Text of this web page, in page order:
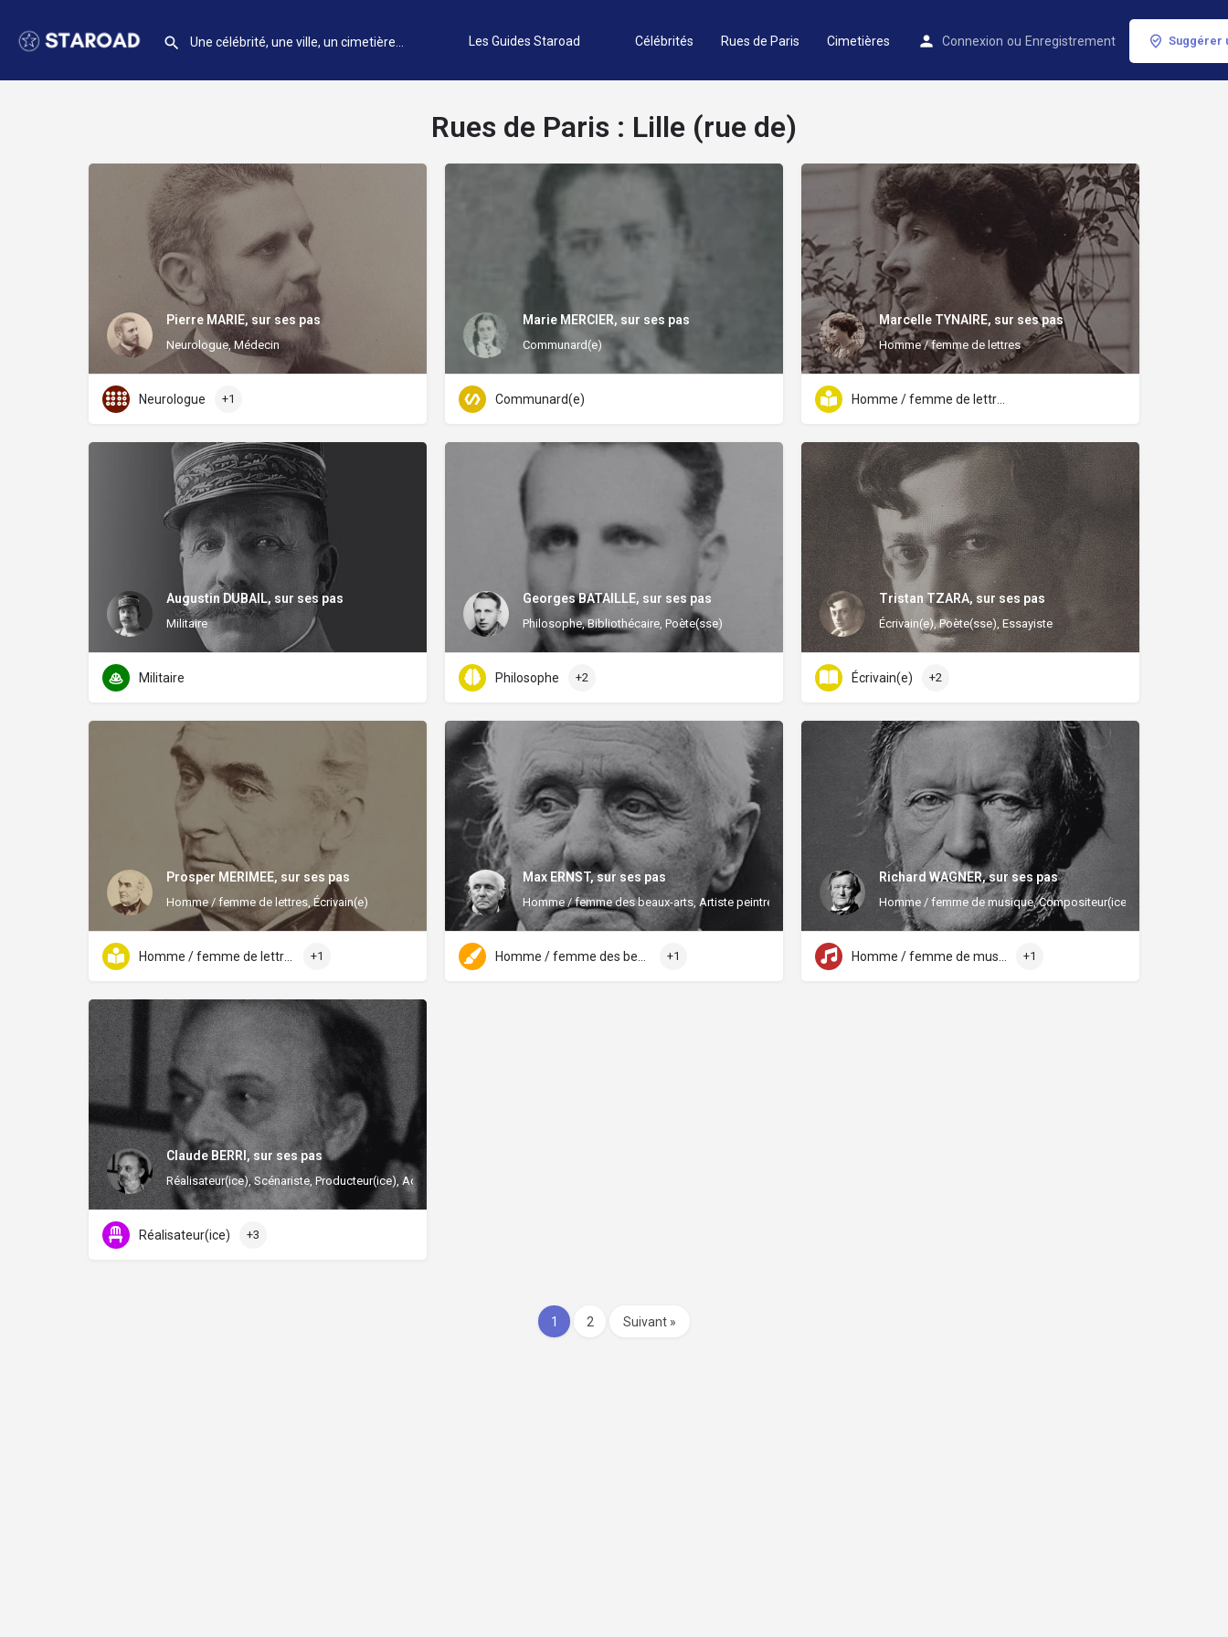
Les Guides Staroad Célébrités Rues de Paris Cimetières Connexion ou Enregistrement Suggérer
Rues de Paris : Lille (rue de)
Pierre MARIE, sur ses pas
Neurologue, Médecin
Neurologue +1
Marie MERCIER, sur ses pas
Communard(e)
Communard(e)
Marcelle TYNAIRE, sur ses pas
Homme / femme de lettres
Augustin DUBAIL, sur ses pas
Militaire
Militaire
Georges BATAILLE, sur ses pas
Philosophe, Bibliothécaire, Poète(sse)
Philosophe +2
Tristan TZARA, sur ses pas
Écrivain(e), Poète(sse), Essayiste
Écrivain(e) +2
Prosper MERIMEE, sur ses pas
Homme / femme de lettres, Écrivain(e)
+1
Max ERNST, sur ses pas
Homme / femme des beaux-arts, Artiste peintre
+1
Richard WAGNER, sur ses pas
Homme / femme de musique, Compositeur(ice)
+1
Claude BERRI, sur ses pas
Réalisateur(ice), Scénariste, Producteur(ice), Acteur(ice)
Réalisateur(ice) +3
1 2 Suivant »